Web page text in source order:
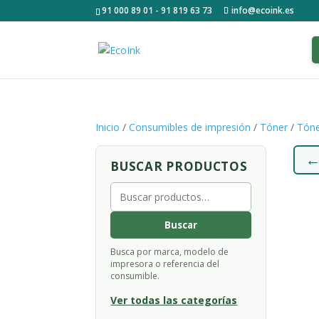
91 000 89 01 - 91 819 63 73 info@ecoink.es
Inicio /Consumibles de impresión / Tóner /
BUSCAR PRODUCTOS
Buscar
por:
Buscar
Busca por marca, modelo de
impresora o referencia del
consumible.
Ver todas las categorías